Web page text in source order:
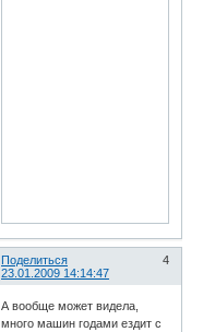
Поделиться
4
23.01.2009 14:14:47
А вообще может видела,
много машин годами ездит с